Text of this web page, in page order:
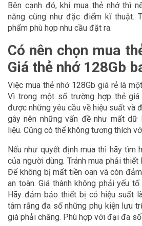
Bên cạnh đó, khi mua thẻ nhớ thì
năng cũng như đặc điểm kĩ thuật.
phẩm phù hợp nhu cầu đặt ra.
Có nên chọn mua
Giá thẻ nhớ 128Gb
Việc mua thẻ nhớ 128Gb giá rẻ là
Vì trong một số trường hợp thẻ
được những yêu cầu về hiệu suất và
gây nên những vấn đề như mất dữ
liệu. Cũng có thể không tương thích
Nếu như quyết định mua thì hãy tìm
của người dùng. Tránh mua phải
Để không bị mất tiền oan và còn
an toàn. Giá thành không phải yếu
Hãy đảm bảo thiết bị có hiệu suất
tâm rằng đa số những phụ kiện lưu
giá phải chăng. Phù hợp với đại đa